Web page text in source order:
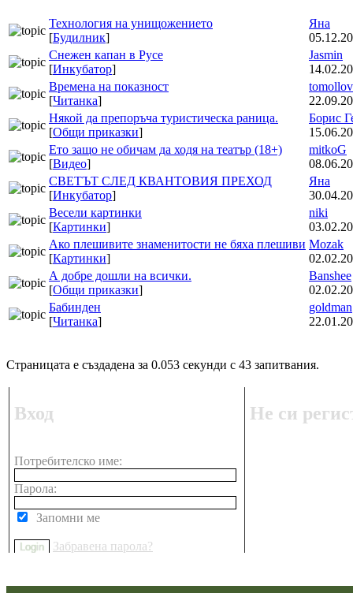
Технология на унищожението
[Будилник]
Яна
Снежен капан в Русе
[Инкубатор]
Jasmin
Времена на показност
[Читанка]
tomollov
Някой да препоръча туристическа раница.
[Общи приказки]
Борис
Ето защо не обичам да ходя на театър (18+)
[Видео]
mitkoG
СВЕТЪТ СЛЕД КВАНТОВИЯ ПРЕХОД
[Инкубатор]
Яна
Весели картинки
[Картинки]
niki
Ако плешивите знаменитости не бяха плешиви
[Картинки]
Mozak
А добре дошли на всички.
[Общи приказки]
Banshee
Бабинден
[Читанка]
goldman
Страницата е създадена за 0.053 секунди с 43 запитвания.
Вход
Потребителско име:
Парола:
Запомни ме
Забравена парола?
Не си